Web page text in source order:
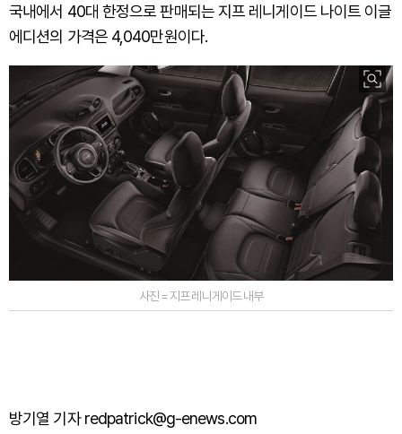
국내에서 40대 한정으로 판매되는 지프 레니게이드 나이트 이글
에디션의 가격은 4,040만원이다.
사진 = 지프 레니게이드 내부
방기열 기자 redpatrick@g-enews.com